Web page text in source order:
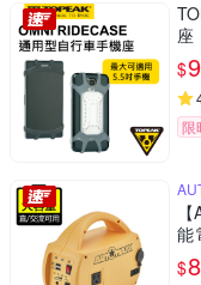
座
$
限
能
震
$